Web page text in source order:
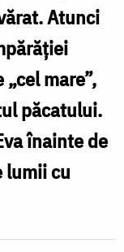
Atunci
mare”,
păcatului.
înainte de
lumii cu